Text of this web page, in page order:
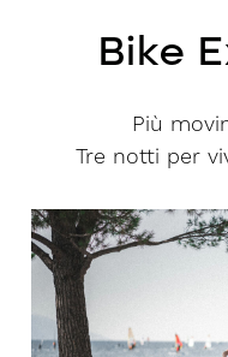
Bike
Più
Tre notti per